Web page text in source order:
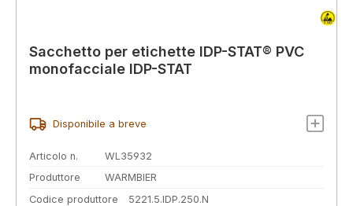
Sacchetto per etichette IDP-STAT® PVC
monofacciale IDP-STAT
Disponibile a breve
Articolo n.
WL35932
Produttore
WARMBIER
Codice produttore
5221.5.IDP.250.N